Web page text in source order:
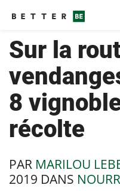
Sur la
8
récolte
PAR MARILOU
2019 DANS